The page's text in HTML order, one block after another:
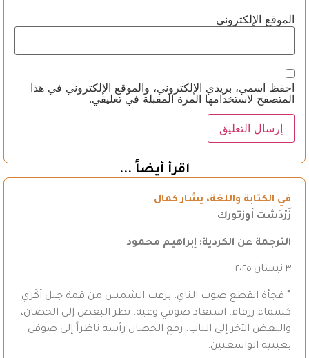
الموقع الإلكتروني
احفظ اسمي، بريدي الإلكتروني، والموقع الإلكتروني في هذا
المتصفح لاستخدامها المرة المقبلة في تعليقي.
اقرأ أيضاً ...
في الكتابة واللغة، يشار كمال
زَرْدَشت أوزتورك
الترجمة عن الكردية: إبراهيم محمود
٣ نيسان ٢٠٢٥
” فجأة انقطع صوت الناي. بزغت الشمس من قمة جبل آكَري
كسماء زرقاء. استعاد صوفي وعيه. نظر البعض إلى الحصان،
والبعض الآخر إلى الباب. رفع الحصان رأسه ناظراً إلى صوفي
بعينيه الواسعتين.